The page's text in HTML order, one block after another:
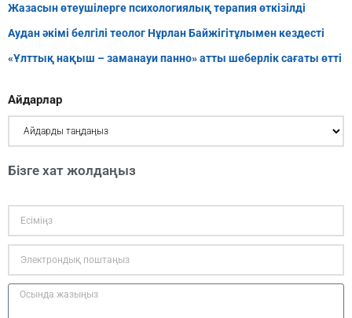
Жазасын өтеушілерге психологиялық терапия өткізілді
Аудан әкімі белгілі теолог Нұрлан Байжігітұлымен кездесті
«Ұлттық нақыш – заманауи панно» атты шеберлік сағаты өтті
Айдарлар
Бізге хат жолдаңыз